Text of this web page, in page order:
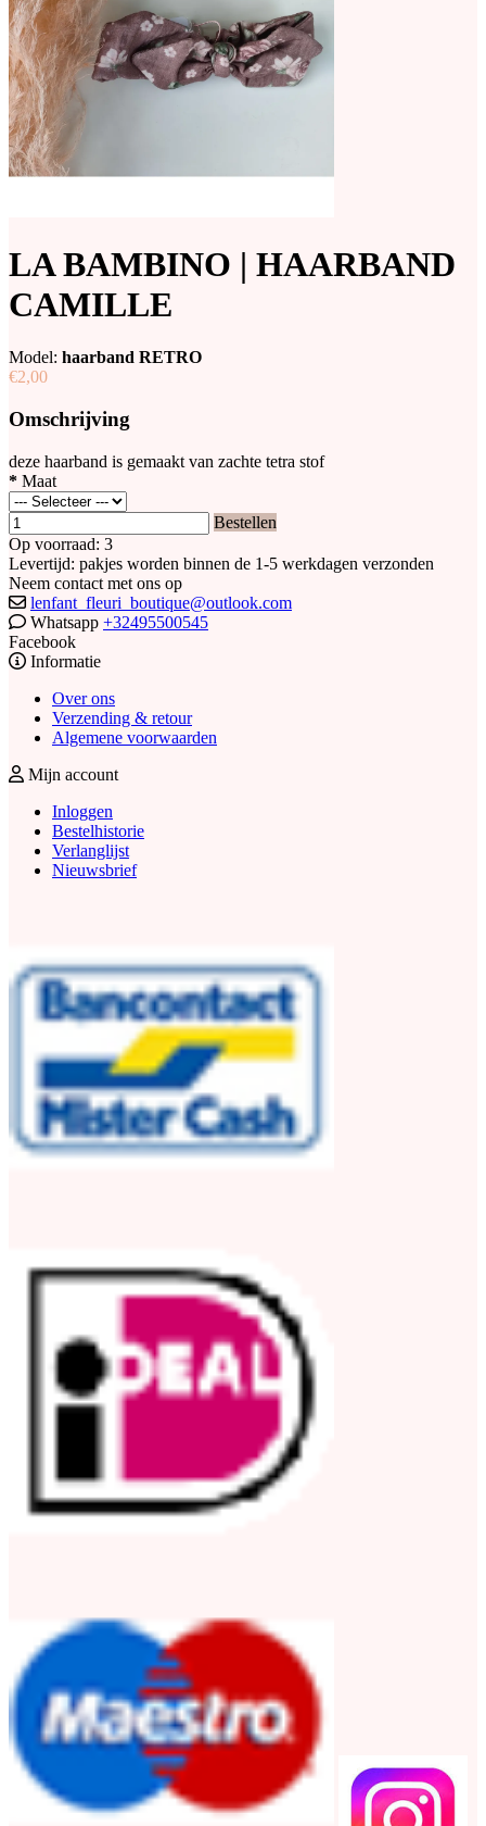
LA BAMBINO | HAARBAND
CAMILLE
Model: haarband RETRO
€2,00
Omschrijving
deze haarband is gemaakt van zachte tetra stof
* Maat
Bestellen
Op voorraad: 3
Levertijd: pakjes worden binnen de 1-5 werkdagen verzonden
Neem contact met ons op
lenfant_fleuri_boutique@outlook.com
Whatsapp +32495500545
Facebook
Informatie
Over ons
Verzending & retour
Algemene voorwaarden
Mijn account
Inloggen
Bestelhistorie
Verlanglijst
Nieuwsbrief